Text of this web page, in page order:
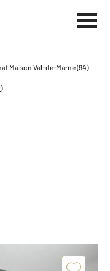
Maison Val-de-Marne (94)